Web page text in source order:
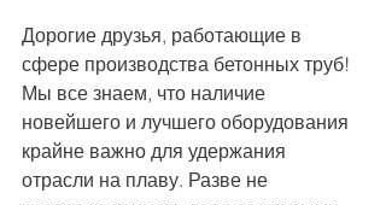
Дорогие друзья, работающие в
сфере производства бетонных труб!
Мы все знаем, что наличие
новейшего и лучшего оборудования
крайне важно для удержания
отрасли на плаву. Разве не